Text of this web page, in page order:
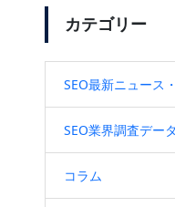
カテゴリー
SEO最新ニュース
SEO業界調査データ
コラム